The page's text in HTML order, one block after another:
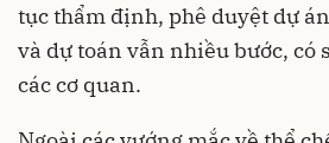
tục thẩm định, phê duyệt dự
và dự toán vẫn nhiều bước, có
các cơ quan.